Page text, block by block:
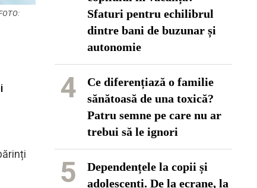
Sfaturi pentru echilibrul
dintre bani de buzunar și
autonomie
4
Ce diferențiază o familie
sănătoasă de una toxică?
Patru semne pe care nu ar
trebui să le ignori
5
Dependențele la copii și
adolescenți. De la ecrane, la